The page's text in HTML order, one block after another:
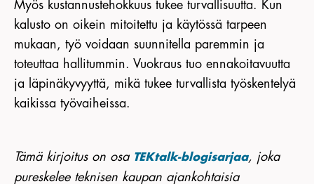
Myös kustannustehokkuus tukee turvallisuutta. Kun
kalusto on oikein mitoitettu ja käytössä tarpeen
mukaan, työ voidaan suunnitella paremmin ja
toteuttaa hallitummin. Vuokraus tuo ennakoitavuutta
ja läpinäkyvyyttä, mikä tukee turvallista työskentelyä
kaikissa työvaiheissa.
Tämä kirjoitus on osa TEKtalk-blogisarjaa, joka
pureskelee teknisen kaupan ajankohtaisia